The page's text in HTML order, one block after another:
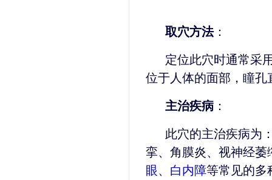
取穴方法：
定位此穴时通常采
位于人体的面部，瞳
主治疾病 ：
此穴的主治疾病为
挛、角膜炎、视神经萎
眼、 白内障等常见的多